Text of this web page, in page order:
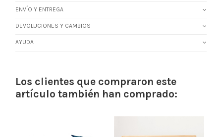
ENVÍO Y ENTREGA
DEVOLUCIONES Y CAMBIOS
AYUDA
Los clientes que compraron este
artículo también han comprado: